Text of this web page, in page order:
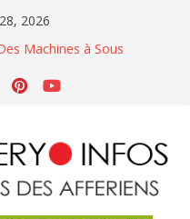
2026
Machines à Sous
de gaz butane et son
pour le pays